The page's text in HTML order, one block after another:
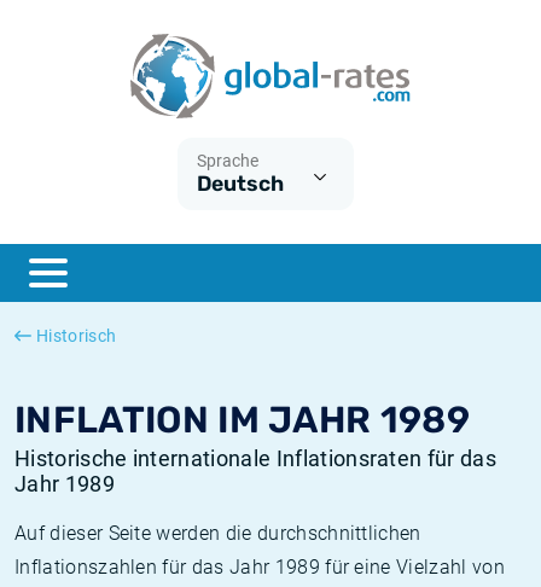
Sprache
Deutsch
Historisch
INFLATION IM JAHR 1989
Historische internationale Inflationsraten für das
Jahr 1989
Auf dieser Seite werden die durchschnittlichen
Inflationszahlen für das Jahr 1989 für eine Vielzahl von
ESTER
SONIA
Was ist die VPI-Inflation?
Was ist die HVPI-Inflation?
Deutsche inflation
Europäische inflation
Historische Euribor-Sätze
Historische ESTER-Sätze
Historische SOFR-Sätze
Historische SONIA-Sätze
Inflationsrechner